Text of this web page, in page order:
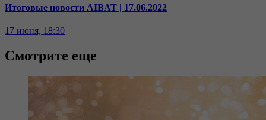
Итоговые новости AIBAT | 17.06.2022
17 июня, 18:30
Смотрите еще